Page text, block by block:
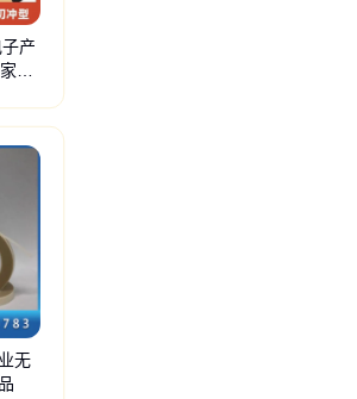
PE泡棉双面胶
产
具
挂钩胶
无